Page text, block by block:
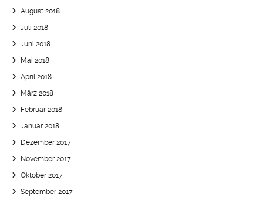
August 2018
Juli 2018
Juni 2018
Mai 2018
April 2018
März 2018
Februar 2018
Januar 2018
Dezember 2017
November 2017
Oktober 2017
September 2017